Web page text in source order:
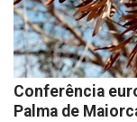
Conferência
Palma de